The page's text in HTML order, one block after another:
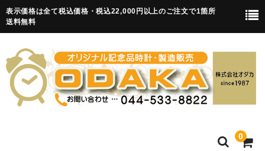
表示価格は全て税込価格・税込22,000円以上のご注文で1箇所
送料無料
0